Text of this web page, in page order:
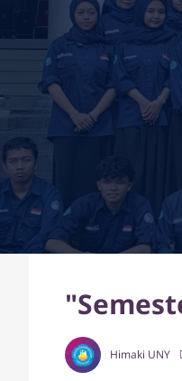
Himaki UNY